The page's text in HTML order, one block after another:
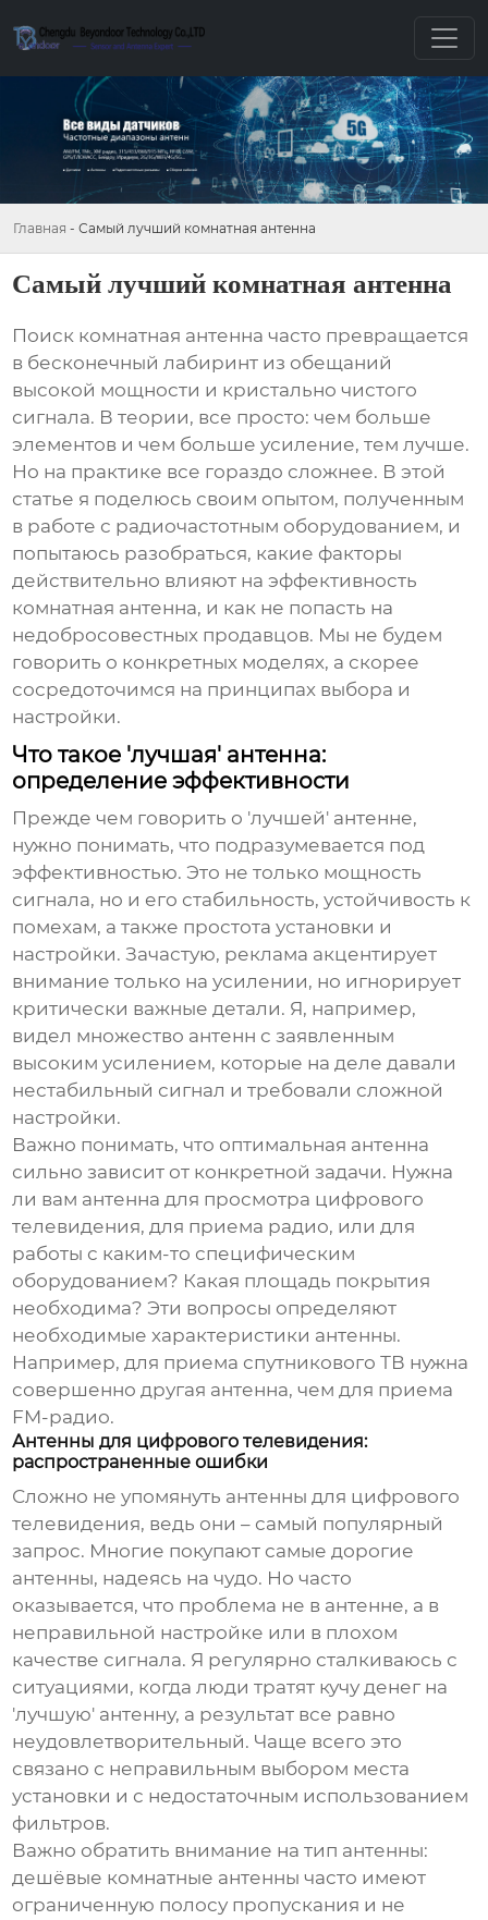
Главная - Самый лучший комнатная антенна
Самый лучший комнатная антенна
Поиск комнатная антенна часто превращается
в бесконечный лабиринт из обещаний
высокой мощности и кристально чистого
сигнала. В теории, все просто: чем больше
элементов и чем больше усиление, тем лучше.
Но на практике все гораздо сложнее. В этой
статье я поделюсь своим опытом, полученным
в работе с радиочастотным оборудованием, и
попытаюсь разобраться, какие факторы
действительно влияют на эффективность
комнатная антенна, и как не попасть на
недобросовестных продавцов. Мы не будем
говорить о конкретных моделях, а скорее
сосредоточимся на принципах выбора и
настройки.
Что такое 'лучшая' антенна:
определение эффективности
Прежде чем говорить о 'лучшей' антенне,
нужно понимать, что подразумевается под
эффективностью. Это не только мощность
сигнала, но и его стабильность, устойчивость к
помехам, а также простота установки и
настройки. Зачастую, реклама акцентирует
внимание только на усилении, но игнорирует
критически важные детали. Я, например,
видел множество антенн с заявленным
высоким усилением, которые на деле давали
нестабильный сигнал и требовали сложной
настройки.
Важно понимать, что оптимальная антенна
сильно зависит от конкретной задачи. Нужна
ли вам антенна для просмотра цифрового
телевидения, для приема радио, или для
работы с каким-то специфическим
оборудованием? Какая площадь покрытия
необходима? Эти вопросы определяют
необходимые характеристики антенны.
Например, для приема спутникового ТВ нужна
совершенно другая антенна, чем для приема
FM-радио.
Антенны для цифрового телевидения:
распространенные ошибки
Сложно не упомянуть антенны для цифрового
телевидения, ведь они – самый популярный
запрос. Многие покупают самые дорогие
антенны, надеясь на чудо. Но часто
оказывается, что проблема не в антенне, а в
неправильной настройке или в плохом
качестве сигнала. Я регулярно сталкиваюсь с
ситуациями, когда люди тратят кучу денег на
'лучшую' антенну, а результат все равно
неудовлетворительный. Чаще всего это
связано с неправильным выбором места
установки и с недостаточным использованием
фильтров.
Важно обратить внимание на тип антенны:
дешёвые комнатные антенны часто имеют
ограниченную полосу пропускания и не